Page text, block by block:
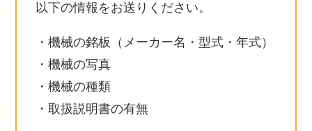
以下の情報をお送りください。
・機械の銘板（メーカー名・型式・年式）
・機械の写真
・機械の種類
・取扱説明書の有無